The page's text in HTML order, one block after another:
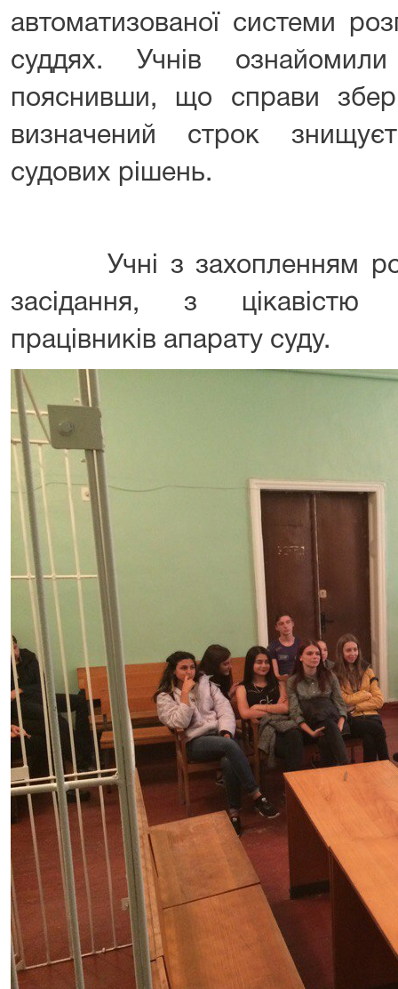
автоматизованої системи
суддях. Учнів
пояснивши, що справи
визначений строк
судових рішень.
Учні з захопленням
засідання, з цікавістю
працівників апарату суду.